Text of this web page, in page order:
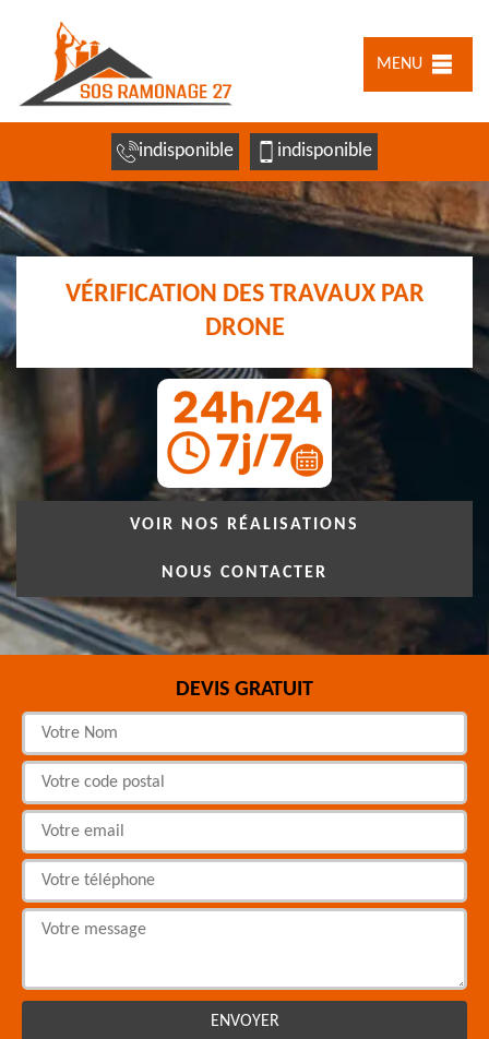
MENU
indisponible indisponible
VÉRIFICATION DES TRAVAUX PAR
DRONE
VOIR NOS RÉALISATIONS
NOUS CONTACTER
DEVIS GRATUIT